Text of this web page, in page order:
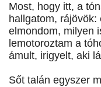
Most, hogy itt, a
hallgatom,
elmondom, milyen
lemotoroztam a
ámult, irigyelt, aki
Sőt talán egyszer